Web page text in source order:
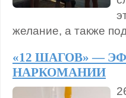
желание, а также
«12 ШАГОВ» —
НАРКОМАНИИ